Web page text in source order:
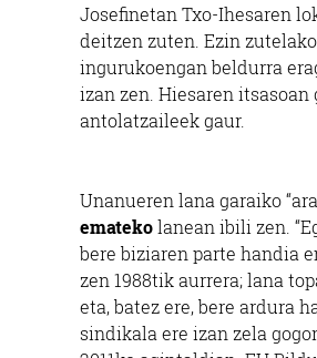
Josefinetan Txo-Ihesaren
deitzen zuten. Ezin
ingurukoengan beldurra
izan zen. Hiesaren
antolatzaileek gaur.
Unanueren lana garaiko
ematekolanean ibili zen.
bere biziaren parte handia
zen 1988tik aurrera; lana
eta, batez ere, bere ardura
sindikala ere izan zela